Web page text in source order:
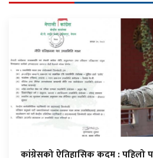
कांग्रेसको ऐतिहासिक कदम : पहिलो